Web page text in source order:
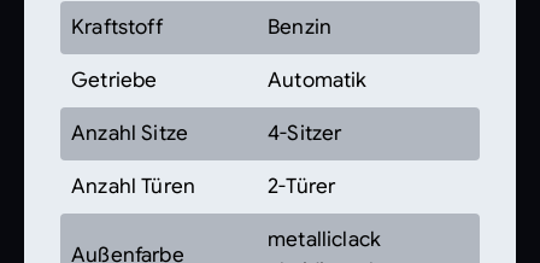
Kraftstoff Benzin
Getriebe Automatik
Anzahl Sitze 4-Sitzer
Anzahl Türen 2-Türer
Außenfarbe
metalliclack